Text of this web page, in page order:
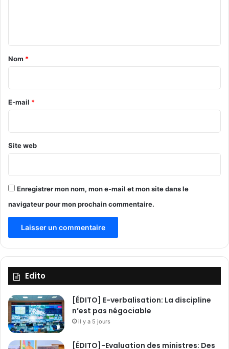
é
s
«
É
S
I
I
E
N
E
»
r
ê
e
à
v
e
r
e
e
f
l
l
o
a
l
a
r
e
Nom *
E-mail *
Site web
Enregistrer mon nom, mon e-mail et mon site dans le
navigateur pour mon prochain commentaire.
Edito
[ÉDITO] E-verbalisation: La discipline
n’est pas négociable
il y a 5 jours
[ÉDITO]-Evaluation des ministres: Des